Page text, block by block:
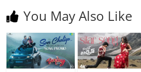
You May Also Like